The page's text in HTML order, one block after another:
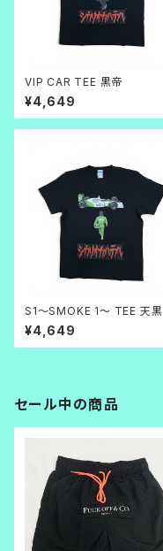
VIP CAR TEE 黒帝
¥4,649
S1～SMOKE 1～ TEE 天黒
¥4,649
セール中の商品